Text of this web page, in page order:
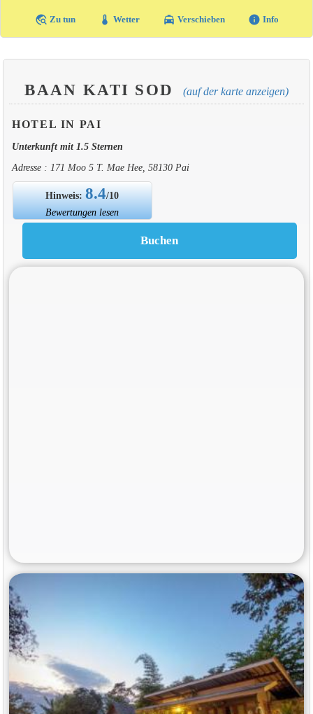
travel_explore Zu tun thermostat Wetter local_taxi Verschieben info Info
BAAN KATI SOD (auf der karte anzeigen)
HOTEL IN PAI
Unterkunft mit 1.5 Sternen
Adresse : 171 Moo 5 T. Mae Hee, 58130 Pai
Hinweis:8.4/10
Bewertungen lesen